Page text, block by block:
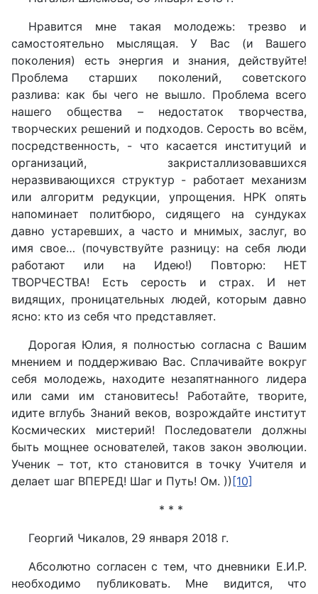
Нравится мне такая молодежь: трезво и
самостоятельно мыслящая. У Вас (и Вашего
поколения) есть энергия и знания, действуйте!
Проблема старших поколений, советского
разлива: как бы чего не вышло. Проблема всего
нашего общества – недостаток творчества,
творческих решений и подходов. Серость во всём,
посредственность, - что касается институций и
организаций, закристаллизовавшихся
неразвивающихся структур - работает механизм
или алгоритм редукции, упрощения. НРК опять
напоминает политбюро, сидящего на сундуках
давно устаревших, а часто и мнимых, заслуг, во
имя свое… (почувствуйте разницу: на себя люди
работают или на Идею!) Повторю: НЕТ
ТВОРЧЕСТВА! Есть серость и страх. И нет
видящих, проницательных людей, которым давно
ясно: кто из себя что представляет.
Дорогая Юлия, я полностью согласна с Вашим
мнением и поддерживаю Вас. Сплачивайте вокруг
себя молодежь, находите незапятнанного лидера
или сами им становитесь! Работайте, творите,
идите вглубь Знаний веков, возрождайте институт
Космических мистерий! Последователи должны
быть мощнее основателей, таков закон эволюции.
Ученик – тот, кто становится в точку Учителя и
делает шаг ВПЕРЕД! Шаг и Путь! Ом. )) [10]
* * *
Георгий Чикалов, 29 января 2018 г.
Абсолютно согласен с тем, что дневники Е.И.Р.
необходимо публиковать. Мне видится, что